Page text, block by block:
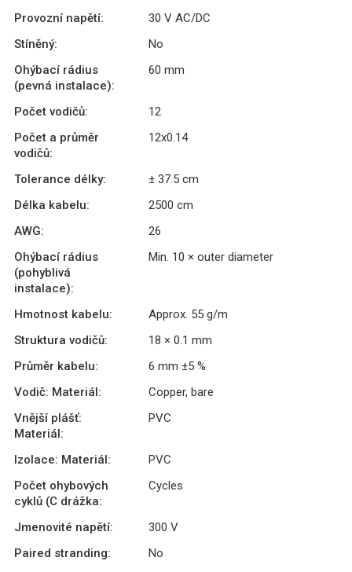
Provozní napětí:
30 V AC/DC
Stíněný:
No
Ohýbací rádius
(pevná instalace):
60 mm
Počet vodičů:
12
Počet a průměr
vodičů:
12x0.14
Tolerance délky:
± 37.5 cm
Délka kabelu:
2500 cm
AWG:
26
Ohýbací rádius
(pohyblivá
instalace):
Min. 10 × outer diameter
Hmotnost kabelu:
Approx. 55 g/m
Struktura vodičů:
18 × 0.1 mm
Průměr kabelu:
6 mm ±5 %
Vodič: Materiál:
Copper, bare
Vnější plášť:
Materiál:
PVC
Izolace: Materiál:
PVC
Počet ohybových
cyklů (C drážka:
Cycles
Jmenovité napětí:
300 V
Paired stranding:
No